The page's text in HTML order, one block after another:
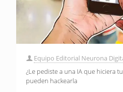
Equipo Editorial Neurona
¿Le pediste a una IA que hiciera
pueden hackearla